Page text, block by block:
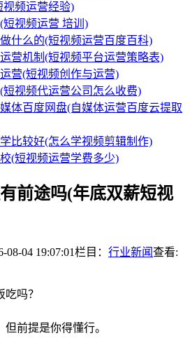
视频运营经验)
视频运营 培训)
什么的(短视频运营百度百科)
营机制(短视频平台运营策略表)
营(短视频创作与运营)
视频代运营公司怎么收费)
体百度网盘(自媒体运营百度云提取
比较好(怎么学视频剪辑制作)
(短视频运营学费多少)
前途吗(年底双薪短视
08-04 19:07:01栏目： 行业新闻查看:
吗？
前提是你得懂行。